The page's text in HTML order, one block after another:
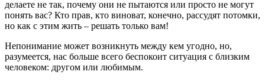
делаете не так, почему они не пытаются или просто не могут
понять вас? Кто прав, кто виноват, конечно, рассудят потомки,
но как с этим жить – решать только вам!
Непонимание может возникнуть между кем угодно, но,
разумеется, нас больше всего беспокоит ситуация с близким
человеком: другом или любимым.